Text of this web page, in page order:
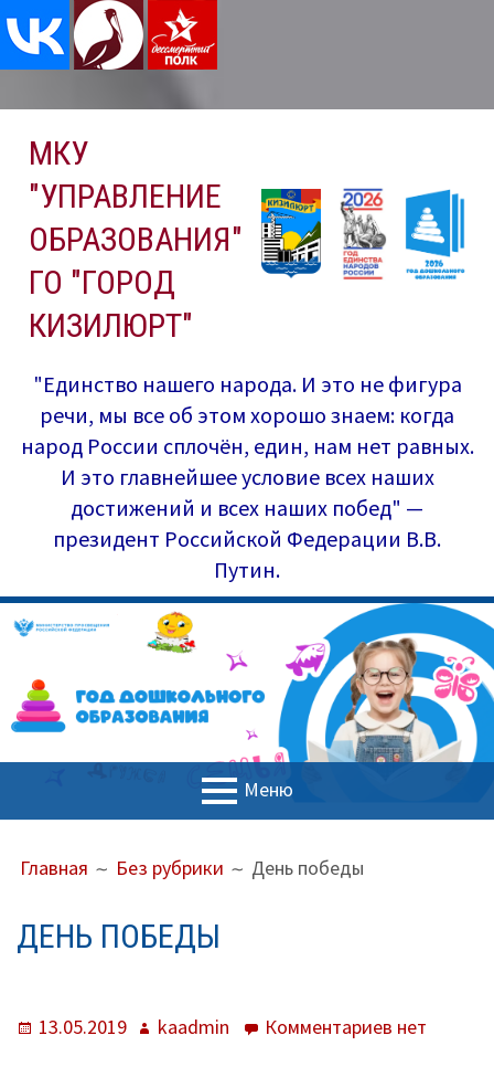
содержимому
МКУ
"УПРАВЛЕНИЕ
ОБРАЗОВАНИЯ"
ГО "ГОРОД
КИЗИЛЮРТ"
"Единство нашего народа. И это не фигура
речи, мы все об этом хорошо знаем: когда
народ России сплочён, един, нам нет равных.
И это главнейшее условие всех наших
достижений и всех наших побед" —
президент Российской Федерации В.В.
Путин.
Меню
МЕНЮ
Наш коллектив
НА
(ХЛЕБНЫЕ
Главная Без рубрики День победы
ДЕНЬ ПОБЕДЫ
Опубликовано
13.05.2019 Автор
kaadmin Комментариев кнет